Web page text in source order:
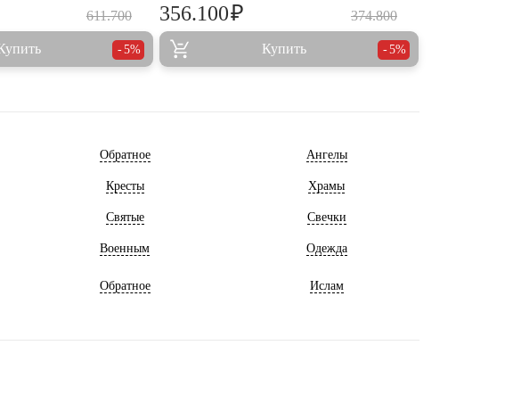
611.700
5%
374.800
356.100₽
Купить 5%
Обратное Ангелы
Кресты Храмы
Святые Свечки
Военным Одежда
Обратное Ислам